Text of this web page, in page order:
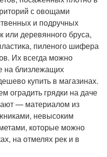
с овощами
и подручных
деревянного бруса,
пиленого шифера
Их всегда можно
на близлежащих
купить в магазинах.
оградить грядки на даче
— материалом из
невысоким
которые можно
на отмелях рек и в